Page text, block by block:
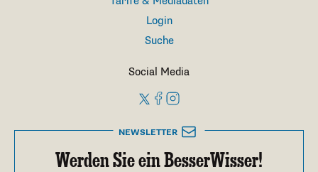
Login
Suche
Social Media
NEWSLETTER
Werden Sie ein BesserWisser!